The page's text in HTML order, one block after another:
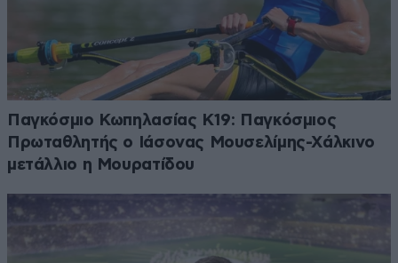
Παγκόσμιο Κωπηλασίας Κ19: Παγκόσμιος
Πρωταθλητής ο Ιάσονας Μουσελίμης-Χάλκινο
μετάλλιο η Μουρατίδου